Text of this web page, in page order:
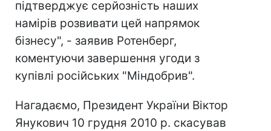
підтверджує серйозність наших
намірів розвивати цей напрямок
бізнесу", - заявив Ротенберг,
коментуючи завершення угоди з
купівлі російських "Міндобрив".
Нагадаємо, Президент України Віктор
Янукович 10 грудня 2010 р. скасував